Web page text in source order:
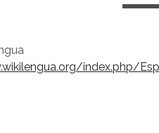
index.php/